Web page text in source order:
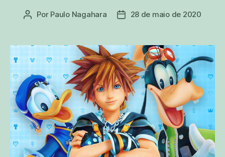
Autor
Por Paulo Nagahara
Data28 de maio de 2020